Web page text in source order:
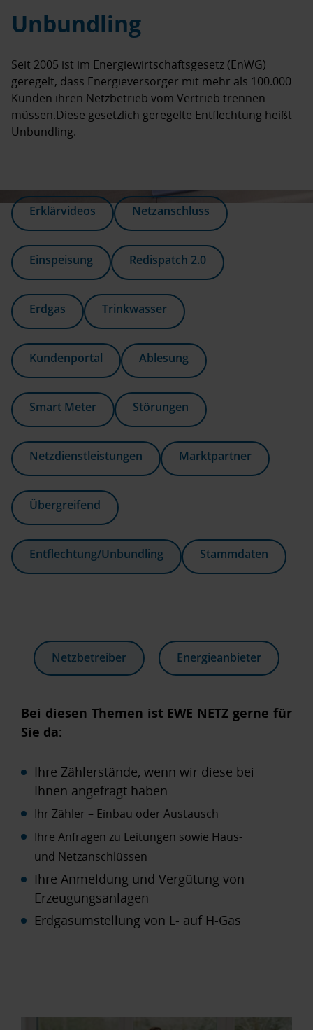
Unbundling
Seit 2005 ist im Energiewirtschaftsgesetz (EnWG)
geregelt, dass Energieversorger mit mehr als 100.000
Kunden ihren Netzbetrieb vom Vertrieb trennen
müssen.Diese gesetzlich geregelte Entflechtung heißt
Unbundling.
Erklärvideos Netzanschluss
Einspeisung Redispatch 2.0
Erdgas Trinkwasser
Kundenportal Ablesung
Smart Meter Störungen
Netzdienstleistungen Marktpartner
Übergreifend
Entflechtung/Unbundling Stammdaten
Netzbetreiber Energieanbieter
Bei diesen Themen ist EWE NETZ gerne für
Sie da:
Ihre Zählerstände, wenn wir diese bei
Ihnen angefragt haben
Ihr Zähler – Einbau oder Austausch
Ihre Anfragen zu Leitungen sowie Haus-
und Netzanschlüssen
Ihre Anmeldung und Vergütung von
Erzeugungsanlagen
Erdgasumstellung von L- auf H-Gas